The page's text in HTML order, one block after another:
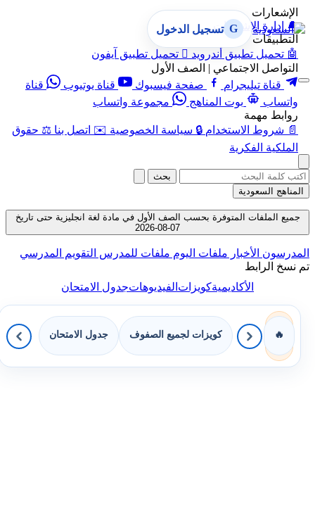
الإشعارات
🔔 إدارة الإشعارات
التطبيقات
🤖 تحميل تطبيق أندرويد  تحميل تطبيق آيفون
التواصل الاجتماعي | الصف الأول
قناة تيليجرام
صفحة فيسبوك قناة يوتيوب
قناة
واتساب
بوت المناهج
مجموعة واتساب
روابط مهمة
📄 شروط الاستخدام 🔒 سياسة الخصوصية ✉️ اتصل بنا ⚖️ حقوق
الملكية الفكرية
G تسجيل الدخول
بحث
المناهج السعودية
جميع الملفات المتوفرة بحسب الصف الأول في مادة لغة انجليزية حتى تاريخ
07-08-2026
المدرسون الأخبار ملفات اليوم ملفات للمدرس التقويم المدرسي
تم نسخ الرابط
الأكاديميةكويزاتالفيديوهاتجدول الامتحان
🔥 كويزات لجميع الصفوف جدول الامتحان